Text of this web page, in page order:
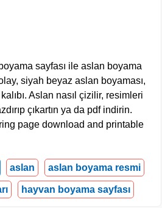
sayfası ile aslan boyama
siyah beyaz aslan boyaması,
Aslan nasıl çizilir, resimleri
çıkartın ya da pdf indirin.
page download and printable
aslan aslan boyama resmi
hayvan boyama sayfası